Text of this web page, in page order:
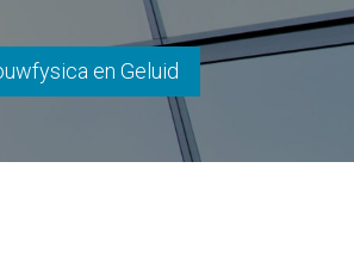
en Geluid